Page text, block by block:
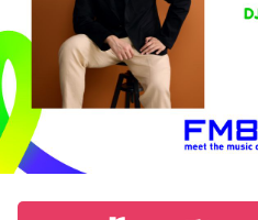
ざと相談室」「あざとコーチン
おかげで、アカウントが爆発的
誤解のないように言っておくと
い、茶目っ気のある)」は、誰
ことではありません。自信を
し、ちょっぴり強気な姿勢で最